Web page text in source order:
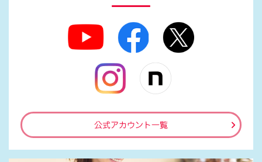
公式アカウント一覧